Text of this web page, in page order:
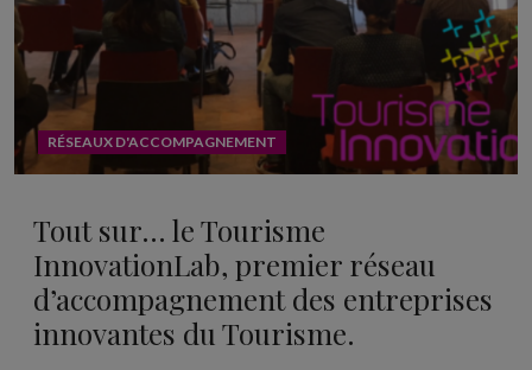
RÉSEAUX D'ACCOMPAGNEMENT
Tout sur… le Tourisme
InnovationLab, premier réseau
d’accompagnement des entreprises
innovantes du Tourisme.